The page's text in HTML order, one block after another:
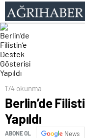
174 okunma
Berlin’de
Yapıldı
ABONE OL News